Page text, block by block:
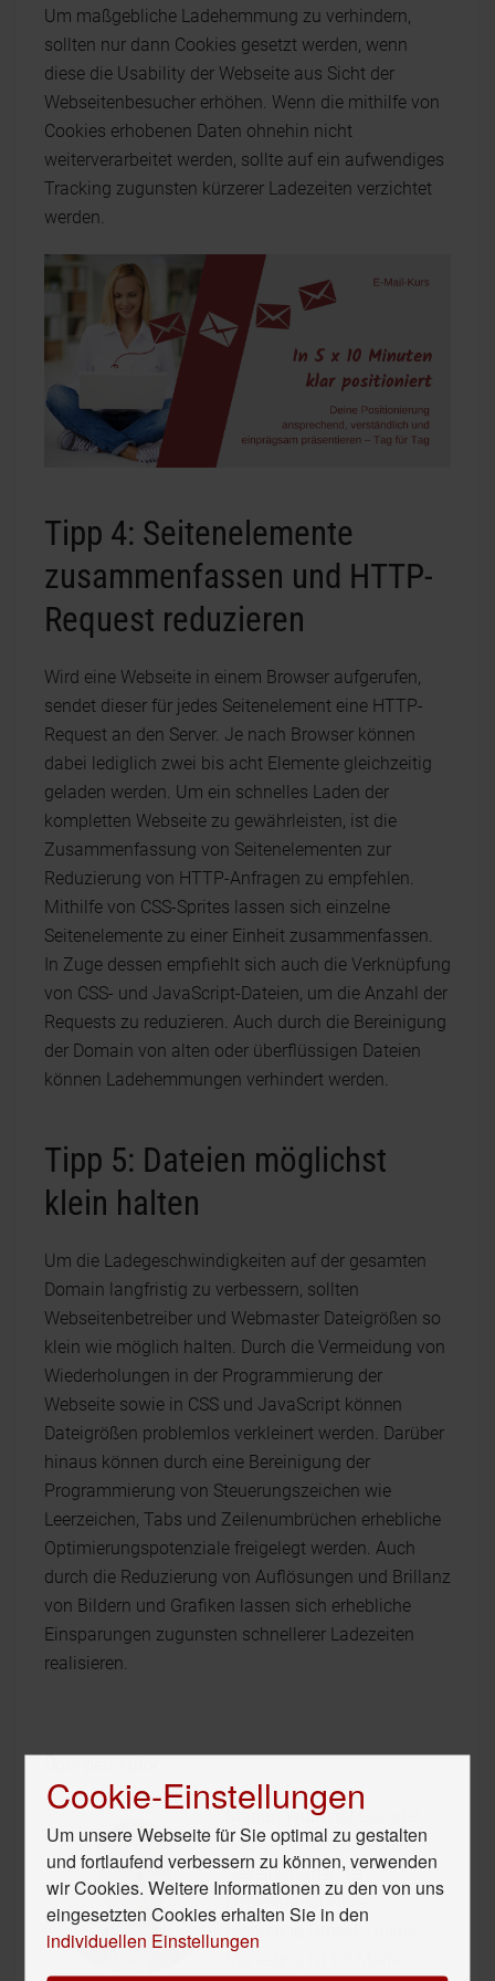
Um maßgebliche Ladehemmung zu verhindern,
sollten nur dann Cookies gesetzt werden, wenn
diese die Usability der Webseite aus Sicht der
Webseitenbesucher erhöhen. Wenn die mithilfe von
Cookies erhobenen Daten ohnehin nicht
weiterverarbeitet werden, sollte auf ein aufwendiges
Tracking zugunsten kürzerer Ladezeiten verzichtet
werden.
Tipp 4: Seitenelemente
zusammenfassen und HTTP-
Request reduzieren
Wird eine Webseite in einem Browser aufgerufen,
sendet dieser für jedes Seitenelement eine HTTP-
Request an den Server. Je nach Browser können
dabei lediglich zwei bis acht Elemente gleichzeitig
geladen werden. Um ein schnelles Laden der
kompletten Webseite zu gewährleisten, ist die
Zusammenfassung von Seitenelementen zur
Reduzierung von HTTP-Anfragen zu empfehlen.
Mithilfe von CSS-Sprites lassen sich einzelne
Seitenelemente zu einer Einheit zusammenfassen.
In Zuge dessen empfiehlt sich auch die Verknüpfung
von CSS- und JavaScript-Dateien, um die Anzahl der
Requests zu reduzieren. Auch durch die Bereinigung
der Domain von alten oder überflüssigen Dateien
können Ladehemmungen verhindert werden.
Tipp 5: Dateien möglichst
klein halten
Um die Ladegeschwindigkeiten auf der gesamten
Domain langfristig zu verbessern, sollten
Webseitenbetreiber und Webmaster Dateigrößen so
klein wie möglich halten. Durch die Vermeidung von
Wiederholungen in der Programmierung der
Webseite sowie in CSS und JavaScript können
Dateigrößen problemlos verkleinert werden. Darüber
hinaus können durch eine Bereinigung der
Programmierung von Steuerungszeichen wie
Leerzeichen, Tabs und Zeilenumbrüchen erhebliche
Optimierungspotenziale freigelegt werden. Auch
durch die Reduzierung von Auflösungen und Brillanz
von Bildern und Grafiken lassen sich erhebliche
Einsparungen zugunsten schnellerer Ladezeiten
realisieren.
Marian Wurm ist Gründer
und geschäftsführender
Gesellschafter der
Löwenstark Online-
Cookie-Einstellungen
Um unsere Webseite für Sie optimal zu gestalten
und fortlaufend verbessern zu können, verwenden
wir Cookies. Weitere Informationen zu den von uns
eingesetzten Cookies erhalten Sie in den
individuellen Einstellungen